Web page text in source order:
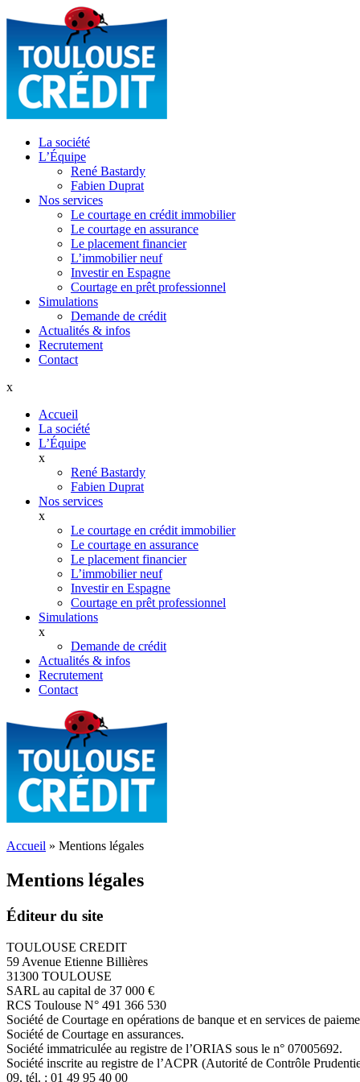
La société
L’Équipe
René Bastardy
Fabien Duprat
Nos services
Le courtage en crédit immobilier
Le courtage en assurance
Le placement financier
L’immobilier neuf
Investir en Espagne
Courtage en prêt professionnel
Simulations
Demande de crédit
Actualités & infos
Recrutement
Contact
x
Accueil
La société
L’Équipe
x
René Bastardy
Fabien Duprat
Nos services
x
Le courtage en crédit immobilier
Le courtage en assurance
Le placement financier
L’immobilier neuf
Investir en Espagne
Courtage en prêt professionnel
Simulations
x
Demande de crédit
Actualités & infos
Recrutement
Contact
Accueil » Mentions légales
Mentions légales
Éditeur du site
TOULOUSE CREDIT
59 Avenue Etienne Billières
31300 TOULOUSE
SARL au capital de 37 000 €
RCS Toulouse N° 491 366 530
Société de Courtage en opérations de banque et en services de
Société de Courtage en assurances.
Société immatriculée au registre de l’ORIAS sous le n° 07005692.
Société inscrite au registre de l’ACPR (Autorité de Contrôle
09, tél. : 01 49 95 40 00